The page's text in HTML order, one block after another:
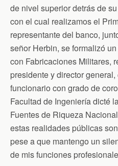
de nivel superior detrás de
con el cual realizamos el
representante del banco,
señor Herbin, se formalizó
con Fabricaciones Militares,
presidente y director
funcionario con grado de
Facultad de Ingeniería dicté
Fuentes de Riqueza
estas realidades públicas
pese a que mantengo un
de mis funciones